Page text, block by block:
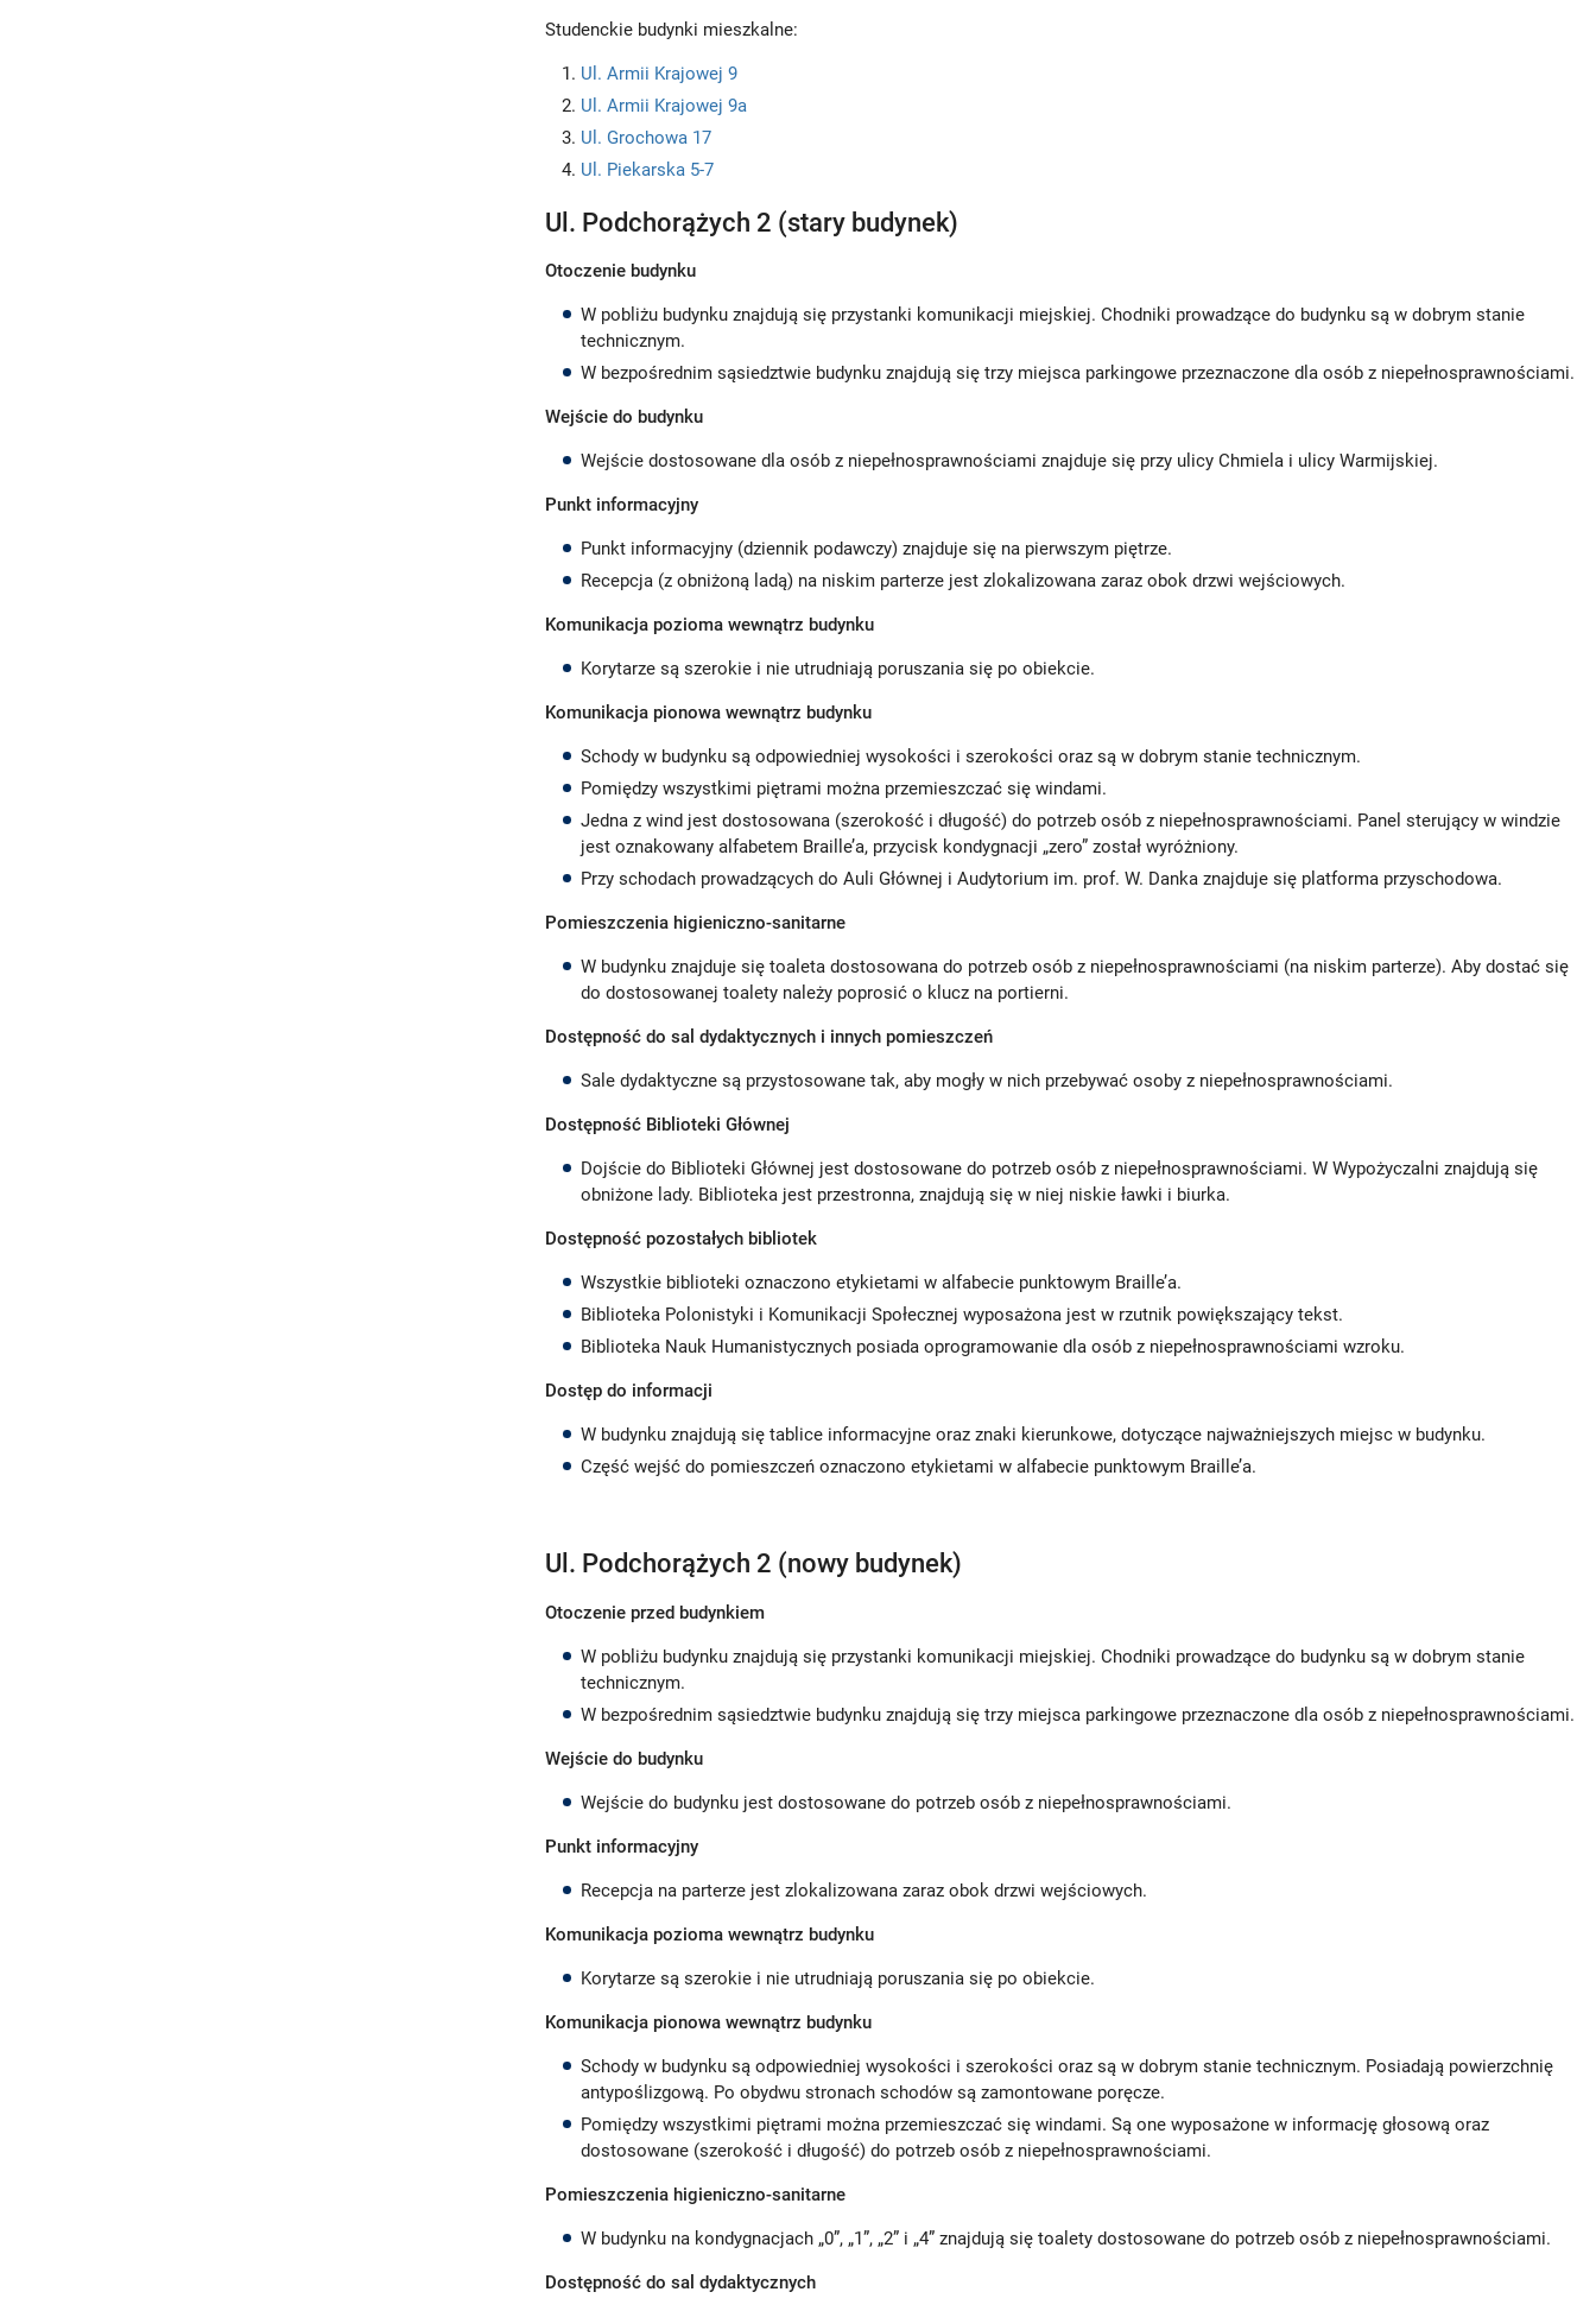
Studenckie budynki mieszkalne:
Ul. Armii Krajowej 9
Ul. Armii Krajowej 9a
Ul. Grochowa 17
Ul. Piekarska 5-7
Ul. Podchorążych 2 (stary budynek)
Otoczenie budynku
W pobliżu budynku znajdują się przystanki komunikacji miejskiej. Chodniki prowadzące do budynku są w dobrym stanie
technicznym.
W bezpośrednim sąsiedztwie budynku znajdują się trzy miejsca parkingowe przeznaczone dla osób z niepełnosprawnościami.
Wejście do budynku
Wejście dostosowane dla osób z niepełnosprawnościami znajduje się przy ulicy Chmiela i ulicy Warmijskiej.
Punkt informacyjny
Punkt informacyjny (dziennik podawczy) znajduje się na pierwszym piętrze.
Recepcja (z obniżoną ladą) na niskim parterze jest zlokalizowana zaraz obok drzwi wejściowych.
Komunikacja pozioma wewnątrz budynku
Korytarze są szerokie i nie utrudniają poruszania się po obiekcie.
Komunikacja pionowa wewnątrz budynku
Schody w budynku są odpowiedniej wysokości i szerokości oraz są w dobrym stanie technicznym.
Pomiędzy wszystkimi piętrami można przemieszczać się windami.
Jedna z wind jest dostosowana (szerokość i długość) do potrzeb osób z niepełnosprawnościami. Panel sterujący w windzie
jest oznakowany alfabetem Braille’a, przycisk kondygnacji „zero” został wyróżniony.
Przy schodach prowadzących do Auli Głównej i Audytorium im. prof. W. Danka znajduje się platforma przyschodowa.
Pomieszczenia higieniczno-sanitarne
W budynku znajduje się toaleta dostosowana do potrzeb osób z niepełnosprawnościami (na niskim parterze). Aby dostać się
do dostosowanej toalety należy poprosić o klucz na portierni.
Dostępność do sal dydaktycznych i innych pomieszczeń
Sale dydaktyczne są przystosowane tak, aby mogły w nich przebywać osoby z niepełnosprawnościami.
Dostępność Biblioteki Głównej
Dojście do Biblioteki Głównej jest dostosowane do potrzeb osób z niepełnosprawnościami. W Wypożyczalni znajdują się
obniżone lady. Biblioteka jest przestronna, znajdują się w niej niskie ławki i biurka.
Dostępność pozostałych bibliotek
Wszystkie biblioteki oznaczono etykietami w alfabecie punktowym Braille’a.
Biblioteka Polonistyki i Komunikacji Społecznej wyposażona jest w rzutnik powiększający tekst.
Biblioteka Nauk Humanistycznych posiada oprogramowanie dla osób z niepełnosprawnościami wzroku.
Dostęp do informacji
W budynku znajdują się tablice informacyjne oraz znaki kierunkowe, dotyczące najważniejszych miejsc w budynku.
Część wejść do pomieszczeń oznaczono etykietami w alfabecie punktowym Braille’a.
Ul. Podchorążych 2 (nowy budynek)
Otoczenie przed budynkiem
W pobliżu budynku znajdują się przystanki komunikacji miejskiej. Chodniki prowadzące do budynku są w dobrym stanie
technicznym.
W bezpośrednim sąsiedztwie budynku znajdują się trzy miejsca parkingowe przeznaczone dla osób z niepełnosprawnościami.
Wejście do budynku
Wejście do budynku jest dostosowane do potrzeb osób z niepełnosprawnościami.
Punkt informacyjny
Recepcja na parterze jest zlokalizowana zaraz obok drzwi wejściowych.
Komunikacja pozioma wewnątrz budynku
Korytarze są szerokie i nie utrudniają poruszania się po obiekcie.
Komunikacja pionowa wewnątrz budynku
Schody w budynku są odpowiedniej wysokości i szerokości oraz są w dobrym stanie technicznym. Posiadają powierzchnię
antypoślizgową. Po obydwu stronach schodów są zamontowane poręcze.
Pomiędzy wszystkimi piętrami można przemieszczać się windami. Są one wyposażone w informację głosową oraz
dostosowane (szerokość i długość) do potrzeb osób z niepełnosprawnościami.
Pomieszczenia higieniczno-sanitarne
W budynku na kondygnacjach „0”, „1”, „2” i „4” znajdują się toalety dostosowane do potrzeb osób z niepełnosprawnościami.
Dostępność do sal dydaktycznych